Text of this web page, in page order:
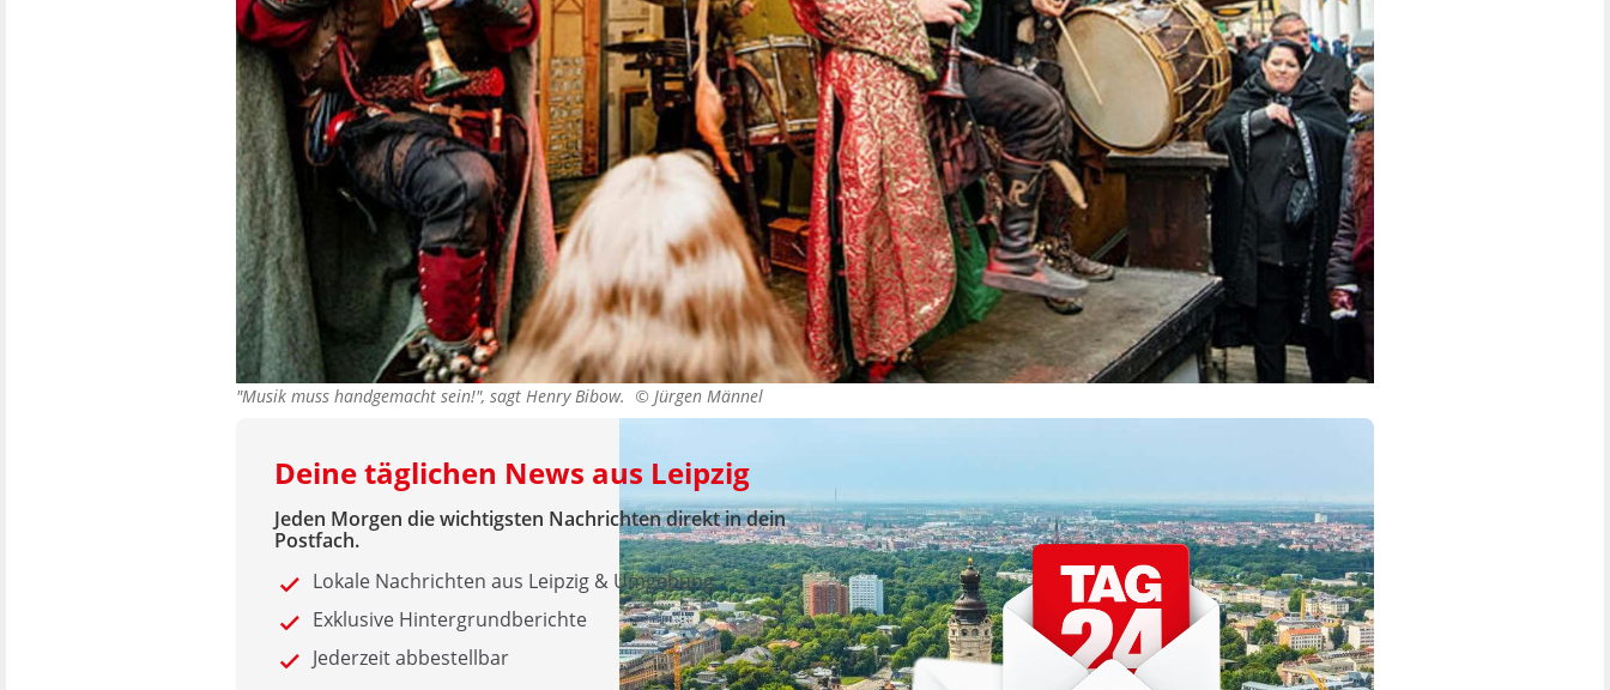
"Musik muss handgemacht sein!", sagt Henry Bibow. © Jürgen Männel
Deine täglichen News aus Leipzig
Jeden Morgen die wichtigsten Nachrichten direkt in dein
Postfach.
Lokale Nachrichten aus Leipzig & Umgebung
Exklusive Hintergrundberichte
Jederzeit abbestellbar